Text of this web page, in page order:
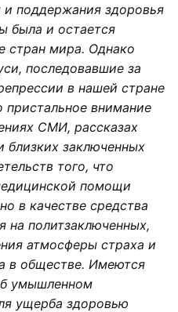
поддержания здоровья
была и остается
стран мира. Однако
последовавшие за
в нашей стране
пристальное внимание
СМИ, рассказах
заключенных
того, что
помощи
в качестве средства
на политзаключенных,
атмосферы страха и
в обществе. Имеются
умышленном
ущерба здоровью